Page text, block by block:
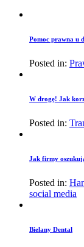
Pomoc prawna u
Posted in:
W drogę! Jak
Posted in:
Jak firmy
Posted in:
social media
Bielany Dental